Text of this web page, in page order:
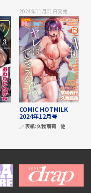
2024年11月01日発売
COMIC HOTMILK
2024年12月号
表紙:久我繭莉 他